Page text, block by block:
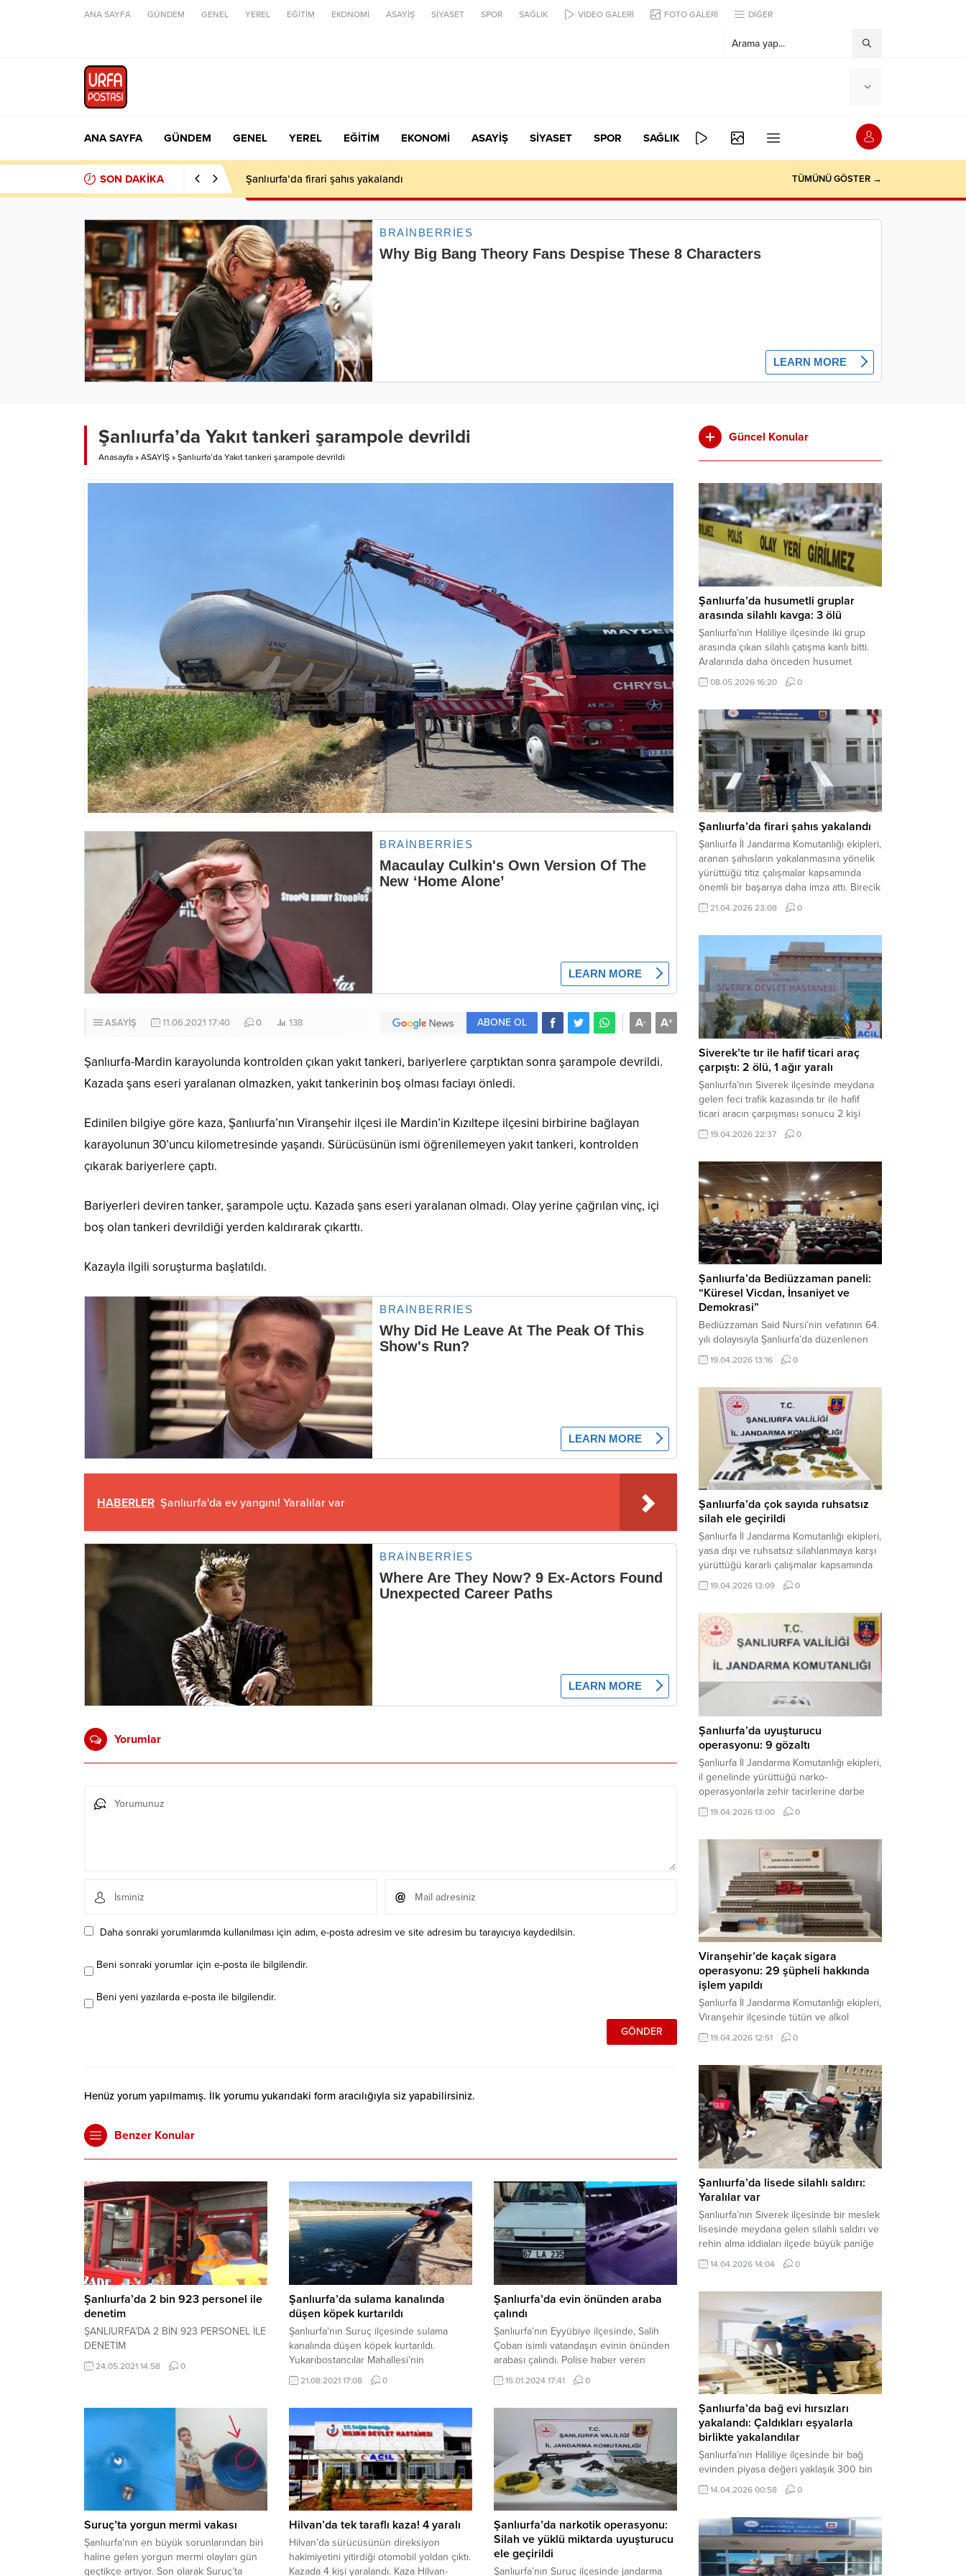
ANA SAYFA GÜNDEM GENEL YEREL EĞİTİM EKONOMİ ASAYİŞ SİYASET SPOR SAĞLIK VİDEO GALERİ FOTO GALERİ DİĞER
ANA SAYFA GÜNDEM GENEL YEREL EĞİTİM EKONOMİ ASAYİŞ SİYASET SPOR SAĞLIK
SON DAKİKA Şanlıurfa’da firari şahıs yakalandı TÜMÜNÜ GÖSTER →
Şanlıurfa’da Yakıt tankeri şarampole devrildi
Anasayfa » ASAYİŞ » Şanlıurfa’da Yakıt tankeri şarampole devrildi
ASAYİŞ 11.06.2021 17:40 0 138 A+
A-
ABONE OL
Şanlıurfa-Mardin karayolunda kontrolden çıkan yakıt tankeri, bariyerlere çarptıktan sonra şarampole devrildi.
Kazada şans eseri yaralanan olmazken, yakıt tankerinin boş olması faciayı önledi.
Edinilen bilgiye göre kaza, Şanlıurfa’nın Viranşehir ilçesi ile Mardin’in Kızıltepe ilçesini birbirine bağlayan
karayolunun 30’uncu kilometresinde yaşandı. Sürücüsünün ismi öğrenilemeyen yakıt tankeri, kontrolden
çıkarak bariyerlere çaptı.
Bariyerleri deviren tanker, şarampole uçtu. Kazada şans eseri yaralanan olmadı. Olay yerine çağrılan vinç, içi
boş olan tankeri devrildiği yerden kaldırarak çıkarttı.
Kazayla ilgili soruşturma başlatıldı.
HABERLER Şanlıurfa'da ev yangını! Yaralılar var
Yorumlar
Daha sonraki yorumlarımda kullanılması için adım, e-posta adresim ve site adresim bu tarayıcıya kaydedilsin.
Beni sonraki yorumlar için e-posta ile bilgilendir.
Beni yeni yazılarda e-posta ile bilgilendir.
Henüz yorum yapılmamış. İlk yorumu yukarıdaki form aracılığıyla siz yapabilirsiniz.
Benzer Konular
Şanlıurfa’da 2 bin 923 personel ile
denetim
ŞANLIURFA’DA 2 BİN 923 PERSONEL İLE
DENETİM
24.05.2021 14:58 0
Şanlıurfa’da sulama kanalında
düşen köpek kurtarıldı
Şanlıurfa’nın Suruç ilçesinde sulama
kanalında düşen köpek kurtarıldı.
Yukarıbostancılar Mahallesi’nin
yakınlarından geçen sulama kanalında
köpek gören vatandaşlar duruma itfaiye
için çalışma başlattı. Korkması nedeniyle
sürekli yüzerek kurtarma ekibinden
uzaklaşmaya çalışan köpek, yaklaşık bir
saatlik uğraşın ardından sulama
kanalından çıkarıldı. Sağlığının iyi...
21.08.2021 17:08 0
Şanlıurfa’da evin önünden araba
çalındı
Şanlıurfa’nın Eyyübiye ilçesinde, Salih
Çoban isimli vatandaşın evinin önünden
arabası çalındı. Polise haber veren
Çoban, 5 gündür arabasının hala
bulunamadığını belirtti. Olay, 10 Ocak’ta
yanında meydana geldi. Salih Çoban,
evinin önünde park ettiği 67 LA 235
plakalı Broadway model aracının
çalındığını fark etti. Polise haber...
15.01.2024 17:41 0
Suruç’ta yorgun mermi vakası
Şanlıurfa’nın en büyük sorunlarından biri
haline gelen yorgun mermi olayları gün
geçtikçe artıyor. Son olarak Suruç’ta
Hilvan’da tek taraflı kaza! 4 yaralı
Hilvan’da sürücüsünün direksiyon
hakimiyetini yitirdiği otomobil yoldan çıktı.
Kazada 4 kişi yaralandı. Kaza Hilvan-
Şanlıurfa’da narkotik operasyonu:
Silah ve yüklü miktarda uyuşturucu
ele geçirildi
Şanlıurfa’nın Suruç ilçesinde jandarma
Güncel Konular
Şanlıurfa’da husumetli gruplar
arasında silahlı kavga: 3 ölü
Şanlıurfa’nın Haliliye ilçesinde iki grup
arasında çıkan silahlı çatışma kanlı bitti.
Aralarında daha önceden husumet
olduğu öğrenilen tarafların kavgası
neticesinde 3 kişi olay yerinde yaşamını
ilçesine bağlı kırsal Konaç Mahallesi’nde
meydana geldi. Edinilen bilgilere göre,
aralarında husumet bulunan iki grup
arasında henüz belirlenemeyen bir...
08.05.2026 16:20 0
Şanlıurfa’da firari şahıs yakalandı
Şanlıurfa İl Jandarma Komutanlığı ekipleri,
aranan şahısların yakalanmasına yönelik
yürüttüğü titiz çalışmalar kapsamında
önemli bir başarıya daha imza attı. Birecik
ilçesinde düzenlenen operasyonla,
hakkında kesinleşmiş hapis cezası
teslim edildi. Haber Merkezi – Şanlıurfa
Valiliği İl Basın ve Halkla İlişkiler
Müdürlüğü tarafından yapılan açıklamaya
göre; İl...
21.04.2026 23:08 0
Siverek’te tır ile hafif ticari araç
çarpıştı: 2 ölü, 1 ağır yaralı
Şanlıurfa’nın Siverek ilçesinde meydana
gelen feci trafik kazasında tır ile hafif
ticari aracın çarpışması sonucu 2 kişi
yaşamını yitirdi, 1 kişi ise ağır yaralandı.
Haber Merkezi – Siverek-Adıyaman kara
çarpışması sonucu meydana gelen
kazada can pazarı yaşandı. Kafa Kafaya
Çarpıştılar Edinilen bilgilere göre,
Hüseyin Çelik (29)...
19.04.2026 22:37 0
Şanlıurfa’da Bediüzzaman paneli:
“Küresel Vicdan, İnsaniyet ve
Demokrasi”
Bediüzzaman Said Nursi’nin vefatının 64.
yılı dolayısıyla Şanlıurfa’da düzenlenen
panelde, günümüzün manevi ve
toplumsal sorunlarına Risale-i Nur
Necmettin Cevheri Kültür Merkezi’nde
gerçekleştirilen “Küresel Vicdan,
İnsaniyet ve Demokrasi” başlıklı panel,
hürriyet, adalet ve hukuk vurgularıyla
yoğun katılıma sahne oldu. Haber
Merkezi – Bediüzzaman Eğitim Kültür ve
Sanat...
19.04.2026 13:16 0
Şanlıurfa’da çok sayıda ruhsatsız
silah ele geçirildi
Şanlıurfa İl Jandarma Komutanlığı ekipleri,
yasa dışı ve ruhsatsız silahlanmaya karşı
yürüttüğü kararlı çalışmalar kapsamında
Bozova ilçesinde bir ikamete operasyon
düzenledi. Yapılan aramada çok sayıda
mühimmat ele geçirildi. Haber Merkezi –
Şanlıurfa Valiliği İl Basın ve Halkla İlişkiler
Müdürlüğü tarafından yapılan açıklamaya
göre; 17 Nisan...
19.04.2026 13:09 0
Şanlıurfa’da uyuşturucu
operasyonu: 9 gözaltı
Şanlıurfa İl Jandarma Komutanlığı ekipleri,
il genelinde yürüttüğü narko-
operasyonlarla zehir tacirlerine darbe
indirdi. Üç ilçede eş zamanlı
gerçekleştirilen faaliyetlerde çeşitli
şüpheli hakkında adli işlem başlatıldı.
Haber Merkezi – Şanlıurfa Valiliği İl Basın
ve Halkla İlişkiler Müdürlüğü’nden yapılan
açıklamaya göre, İl Jandarma Komutanlığı
tarafından “Narkotik Suçlarla...
19.04.2026 13:00 0
Viranşehir’de kaçak sigara
operasyonu: 29 şüpheli hakkında
işlem yapıldı
Şanlıurfa İl Jandarma Komutanlığı ekipleri,
Viranşehir ilçesinde tütün ve alkol
kaçakçılığına yönelik yürüttüğü kapsamlı
çalışmalar neticesinde binlerce paket
Operasyon kapsamında çok sayıda şahıs
hakkında adli süreç başlatıldı. Haber
Merkezi – Şanlıurfa Valiliği bünyesinde İl
Jandarma Komutanlığı tarafından
gerçekleştirilen “Tütün ve Alkol
Kaçakçılarına Yönelik Çalışmalar” tüm...
19.04.2026 12:51 0
Şanlıurfa’da lisede silahlı saldırı:
Yaralılar var
Şanlıurfa’nın Siverek ilçesinde bir meslek
lisesinde meydana gelen silahlı saldırı ve
rehin alma iddiaları ilçede büyük paniğe
neden oldu. Olay yerine çok sayıda özel
harekat polisi ve sağlık ekibi sevk
çalışmaları devam ediyor. Haber Merkezi
– Siverek ilçesi Hasan Çelebi
Mahallesi’nde bulunan Ahmet Koyuncu
Mesleki...
14.04.2026 14:04 0
Şanlıurfa’da bağ evi hırsızları
yakalandı: Çaldıkları eşyalarla
birlikte yakalandılar
Şanlıurfa’nın Haliliye ilçesinde bir bağ
evinden piyasa değeri yaklaşık 300 bin
TL olan eşyaları çalan şüpheliler,
jandarmanın başarılı operasyonuyla
şüpheliden 2’si tutuklanarak cezaevine
gönderildi. Haber Merkezi – Şanlıurfa İl
Jandarma Komutanlığı, “Faili Meçhul
Hırsızlık Olaylarının Aydınlatılmasına”
14.04.2026 00:58 0